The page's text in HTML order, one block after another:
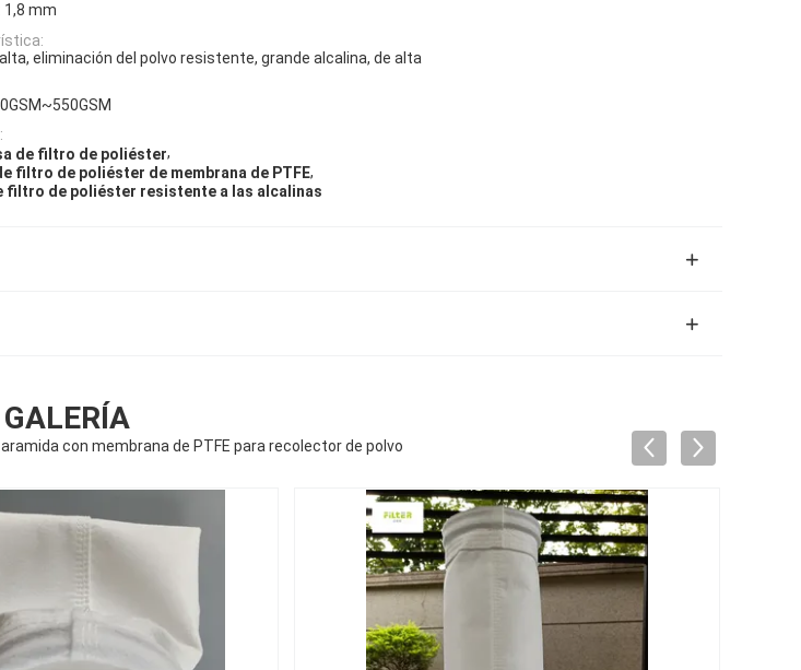
1,8 mm
eliminación del polvo resistente, grande alcalina, de alta
de filtro de poliéster,
filtro de poliéster de membrana de PTFE,
filtro de poliéster resistente a las alcalinas
GALERÍA
con membrana de PTFE para recolector de polvo